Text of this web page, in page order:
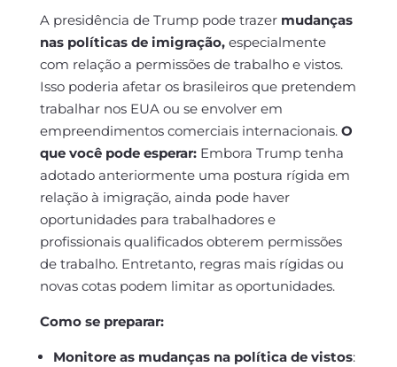
A presidência de Trump pode trazer mudanças
nas políticas de imigração,especialmente
com relação a permissões de trabalho e vistos.
Isso poderia afetar os brasileiros que pretendem
trabalhar nos EUA ou se envolver em
empreendimentos comerciais internacionais. O
que você pode esperar:Embora Trump tenha
adotado anteriormente uma postura rígida em
relação à imigração, ainda pode haver
oportunidades para trabalhadores e
profissionais qualificados obterem permissões
de trabalho. Entretanto, regras mais rígidas ou
novas cotas podem limitar as oportunidades.
Como se preparar:
Monitore as mudanças na política de vistos: